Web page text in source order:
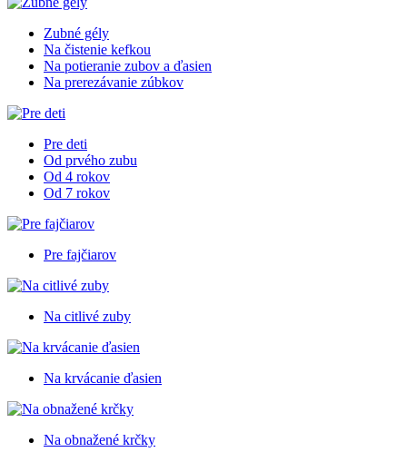
Zubné gély
Na čistenie kefkou
Na potieranie zubov a ďasien
Na prerezávanie zúbkov
Pre deti
Od prvého zubu
Od 4 rokov
Od 7 rokov
Pre fajčiarov
Na citlivé zuby
Na krvácanie ďasien
Na obnažené krčky